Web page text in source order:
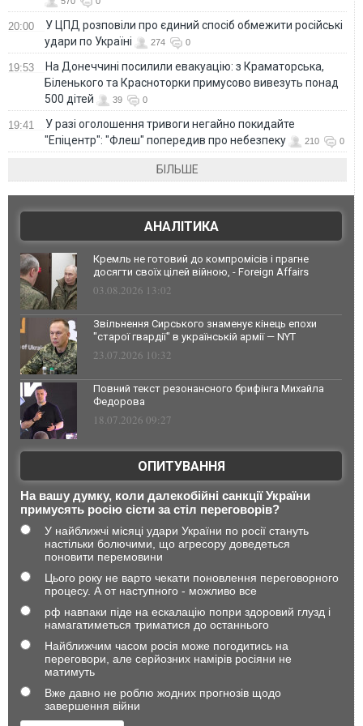
20:00
У ЦПД розповіли про єдиний спосіб обмежити російські
удари по Україні
274 0
19:53
На Донеччині посилили евакуацію: з Краматорська,
Біленького та Красноторки примусово вивезуть понад
500 дітей
39 0
19:41
У разі оголошення тривоги негайно покидайте
"Епіцентр": "Флеш" попередив про небезпеку
210 0
БІЛЬШЕ
АНАЛІТИКА
Кремль не готовий до компромісів і прагне
досягти своїх цілей війною, - Foreign Affairs
03.08.2026 13:02
Звільнення Сирського знаменує кінець епохи
"старої гвардії" в українській армії — NYT
23.07.2026 10:32
Повний текст резонансного брифінга Михайла
Федорова
18.07.2026 09:27
ОПИТУВАННЯ
На вашу думку, коли далекобійні санкції України
примусять росію сісти за стіл переговорів?
У найближчі місяці удари України по росії стануть
настільки болючими, що агресору доведеться
поновити перемовини
Цього року не варто чекати поновлення переговорного
процесу. А от наступного - можливо все
рф навпаки піде на ескалацію попри здоровий глузд і
намагатиметься триматися до останнього
Найближчим часом росія може погодитись на
переговори, але серйозних намірів росіяни не
матимуть
Вже давно не роблю жодних прогнозів щодо
завершення війни